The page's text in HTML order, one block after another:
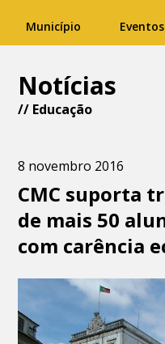
Município Eventos
Notícias
// Educação
8 novembro 2016
CMC suporta
de mais 50
com carência